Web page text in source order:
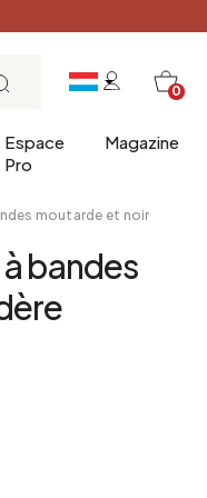
0
Espace
Pro
Magazine
moutarde et noir
bandes